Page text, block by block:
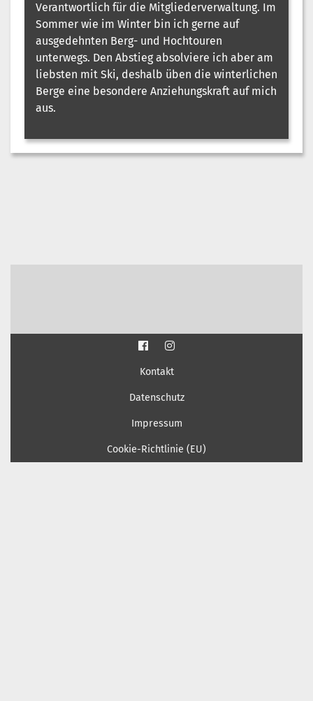
Verantwortlich für die Mitgliederverwaltung. Im
Sommer wie im Winter bin ich gerne auf
ausgedehnten Berg- und Hochtouren
unterwegs. Den Abstieg absolviere ich aber am
liebsten mit Ski, deshalb üben die winterlichen
Berge eine besondere Anziehungskraft auf mich
aus.
Kontakt
Datenschutz
Impressum
Cookie-Richtlinie (EU)